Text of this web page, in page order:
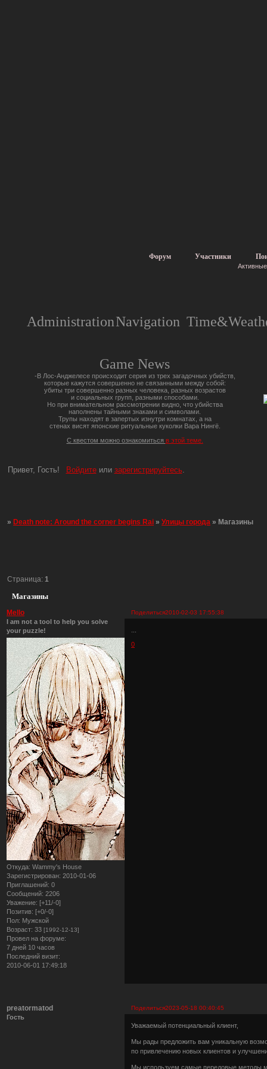
Форум Участники
AdministrationNavigation
Game News
-В Лос-Анджелесе происходит серия из трех загадочных убийств,
которые кажутся совершенно не связанными между собой:
убиты три совершенно разных человека, разных возрастов
и социальных групп, разными способами.
Но при внимательном рассмотрении видно, что убийства
наполнены тайными знаками и символами.
Трупы находят в запертых изнутри комнатах, а на
стенах висят японские ритуальные куколки Вара Нингё.
С квестом можно ознакомиться в этой теме.
Привет, Гость! Войдитеили зарегистрируйтесь.
»Death note: Around the corner begins Rai »Улицы города » Магазины
Магазины
Страница: 1
Поделиться2010-02-03 17:55:38
Mello
I am not a tool to help you solve
your puzzle!
Откуда: Wammy's House
Зарегистрирован: 2010-01-06
Приглашений: 0
Сообщений: 2206
Уважение: [+11/-0]
Позитив: [+0/-0]
Пол: Мужской
Возраст: 33 [1992-12-13]
Провел на форуме:
7 дней 10 часов
Последний визит:
2010-06-01 17:49:18
0
Поделиться2023-05-18 00:40:45
preatormatod
Гость
Уважаемый потенциальный клиент,
Мы рады предложить вам уникальную
по привлечению новых клиентов и
Мы используем самые передовые методы